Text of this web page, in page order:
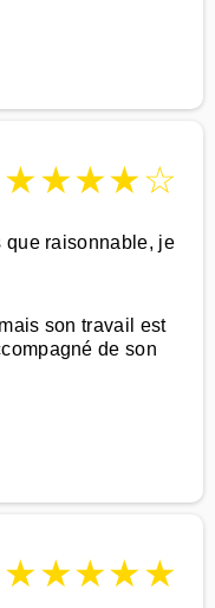
★★★★☆
que raisonnable, je
son travail est
de son
★★★★★